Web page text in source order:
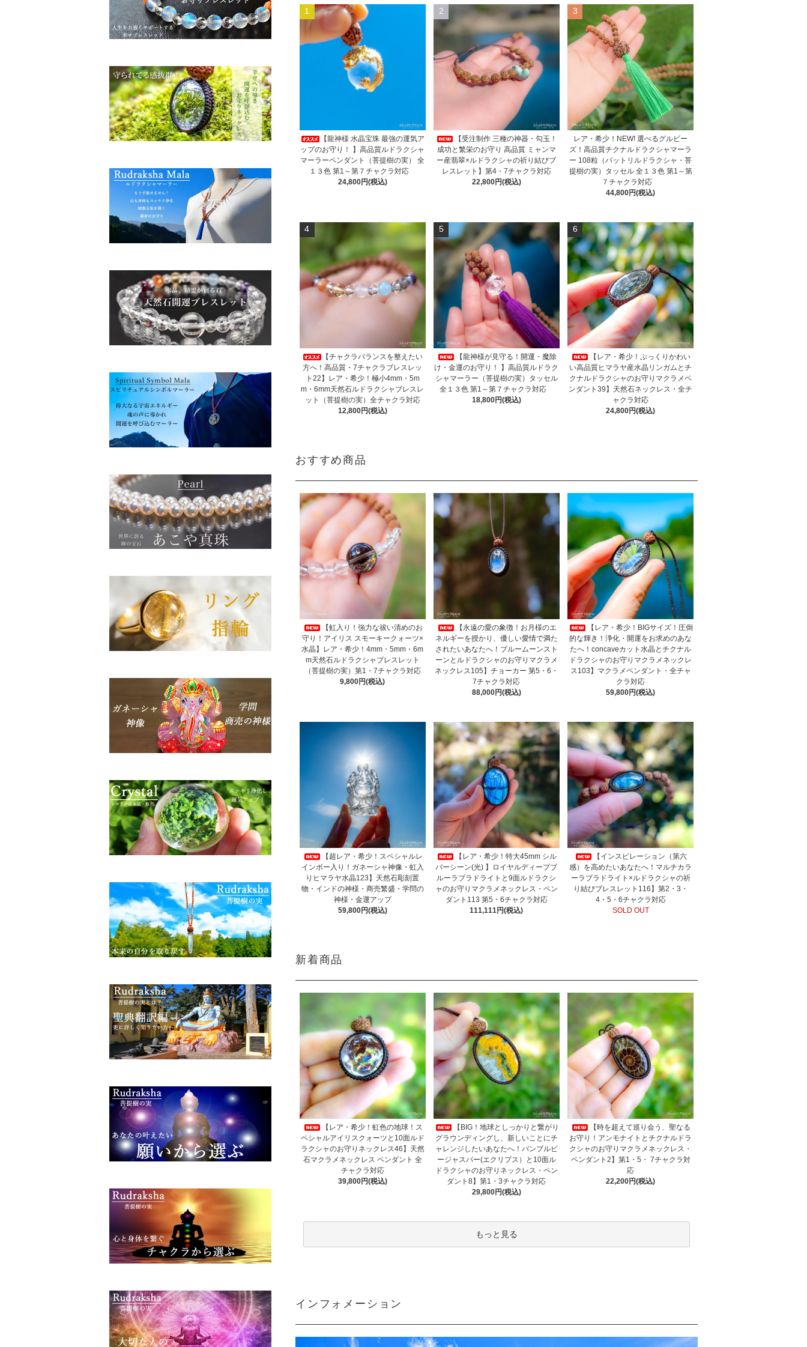
1
【龍神様 水晶宝珠 最強の運気ア
ップのお守り！ 】高品質ルドラクシャ
マーラーペンダント（菩提樹の実） 全
１３色 第1～第７チャクラ対応
24,800円(税込)
2
【受注制作 三種の神器・勾玉！
成功と繁栄のお守り 高品質 ミャンマ
ー産翡翠×ルドラクシャの祈り結びブ
レスレット】第4・7チャクラ対応
22,800円(税込)
3
レア・希少！NEW! 選べるグルビー
ズ！高品質チクナルドラクシャマーラ
ー 108粒（パットリルドラクシャ・菩
提樹の実）タッセル 全１３色 第1～第
７チャクラ対応
44,800円(税込)
4
【チャクラバランスを整えたい
方へ！高品質・7チャクラブレスレッ
ト22】レア・希少！極小4mm・5m
m・6mm天然石ルドラクシャブレスレ
ット（菩提樹の実）全チャクラ対応
12,800円(税込)
5
【龍神様が見守る！開運・魔除
け・金運のお守り！ 】高品質ルドラク
シャマーラー（菩提樹の実）タッセル
全１３色 第1～第７チャクラ対応
18,800円(税込)
6
【レア・希少！ぷっくりかわい
い高品質ヒマラヤ産水晶リンガムとチ
クナルドラクシャのお守りマクラメペ
ンダント39】天然石ネックレス・全チ
ャクラ対応
24,800円(税込)
おすすめ商品
【虹入り！強力な祓い清めのお
守り！アイリス スモーキークォーツ×
水晶】レア・希少！4mm・5mm・6m
m天然石ルドラクシャブレスレット
（菩提樹の実）第1・7チャクラ対応
9,800円(税込)
【永遠の愛の象徴！お月様のエ
ネルギーを授かり、優しい愛情で満た
されたいあなたへ！ブルームーンスト
ーンとルドラクシャのお守りマクラメ
ネックレス105】チョーカー 第5・6・
7チャクラ対応
88,000円(税込)
【レア・希少！BIGサイズ！圧倒
的な輝き！浄化・開運をお求めのあな
たへ！concaveカット水晶とチクナル
ドラクシャのお守りマクラメネックレ
ス103】マクラメペンダント・全チャ
クラ対応
59,800円(税込)
【超レア・希少！スペシャルレ
インボー入り！ガネーシャ神像・虹入
りヒマラヤ水晶123】天然石彫刻置
物・インドの神様・商売繁盛・学問の
神様・金運アップ
59,800円(税込)
【レア・希少！特大45mm シル
バーシーン(光) 】ロイヤルディープブ
ルーラブラドライトと9面ルドラクシ
ャのお守りマクラメネックレス・ペン
ダント113 第5・6チャクラ対応
111,111円(税込)
【インスピレーション（第六
感）を高めたいあなたへ！マルチカラ
ーラブラドライト×ルドラクシャの祈
り結びブレスレット116】第2・3・
4・5・6チャクラ対応
SOLD OUT
新着商品
【レア・希少！虹色の地球！ス
ペシャルアイリスクォーツと10面ルド
ラクシャのお守りネックレス46】天然
石マクラメネックレス ペンダント 全
チャクラ対応
39,800円(税込)
【BIG！地球としっかりと繋がり
グラウンディングし、新しいことにチ
ャレンジしたいあなたへ！バンブルビ
ージャスパー(エクリプス）と10面ル
ドラクシャのお守りネックレス・ペン
ダント8】第1・3チャクラ対応
29,800円(税込)
【時を超えて巡り会う、聖なる
お守り！アンモナイトとチクナルドラ
クシャのお守りマクラメネックレス・
ペンダント2】第1・5・ 7チャクラ対
応
22,200円(税込)
もっと見る
インフォメーション